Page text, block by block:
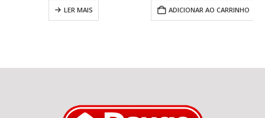
LER MAIS ADICIONAR AO CARRINHO